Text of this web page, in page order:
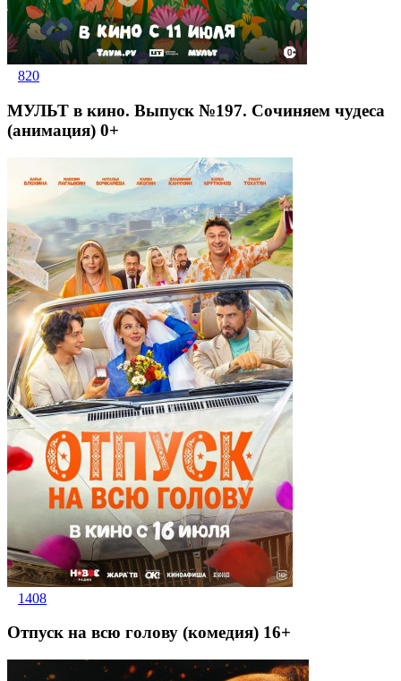
820
МУЛЬТ в кино. Выпуск №197. Сочиняем чудеса
(анимация) 0+
1408
Отпуск на всю голову (комедия) 16+